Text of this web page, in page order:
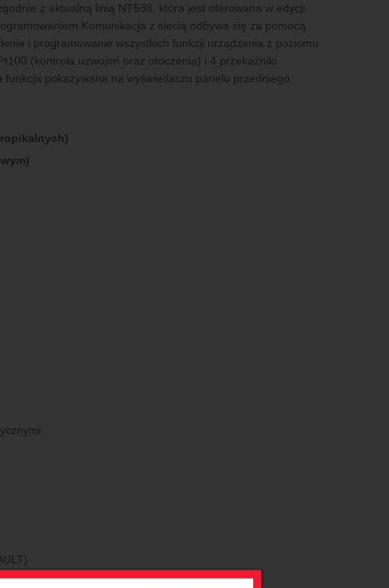
z aktualną linią NT538, która jest oferowana w edycji
z siecią odbywa się za pomocą
i programowanie wszystkich funkcji urządzenia z poziomu
(kontrola uzwojeń oraz otoczenia) i 4 przekaźniki
pokazywana na wyświetlaczu panelu przedniego.